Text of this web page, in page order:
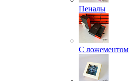
Пеналы
С ложементом